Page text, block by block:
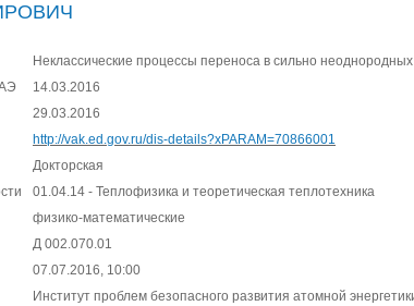
Неклассические процессы переноса в сильно
14.03.2016
29.03.2016
http://vak.ed.gov.ru/dis-details?xPARAM=70866001
Докторская
01.04.14 - Теплофизика и теоретическая теплотехника
физико-математические
Д 002.070.01
07.07.2016, 10:00
Институт проблем безопасного развития атомной